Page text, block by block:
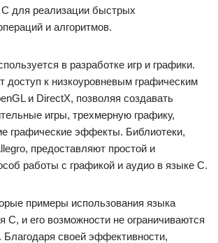
для реализации быстрых
и алгоритмов.
в разработке игр и графики.
доступ к низкоуровневым графическим
и DirectX, позволяя создавать
игры, трехмерную графику,
графические эффекты. Библиотеки,
предоставляют простой и
работы с графикой и аудио в языке C.
примеры использования языка
C, и его возможности не ограничиваются
Благодаря своей эффективности,